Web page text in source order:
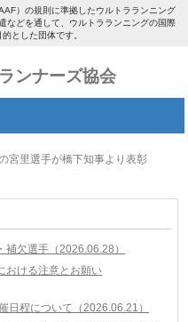
）の規則に準拠したウルトラランニング
などを通して、ウルトラランニングの国際
とした団体です。
ンナーズ協会
宮里選手が橋下知事より表彰
欠選手（2026.06.28）
おける注意とお願い
日程について（2026.06.21）